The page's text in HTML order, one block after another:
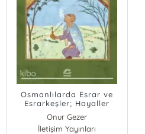
Osmanlılarda Esrar ve
Esrarkeşler; Hayaller
Sancağının Kuru
Sarhoşları
Onur Gezer
İletişim Yayınları